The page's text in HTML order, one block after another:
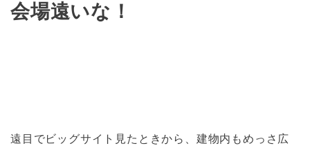
会場遠いな！
遠目でビッグサイト見たときから、建物内もめっさ広